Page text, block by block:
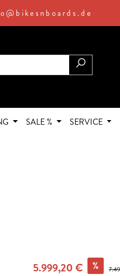
SALE % SERVICE
5.999,20 € %